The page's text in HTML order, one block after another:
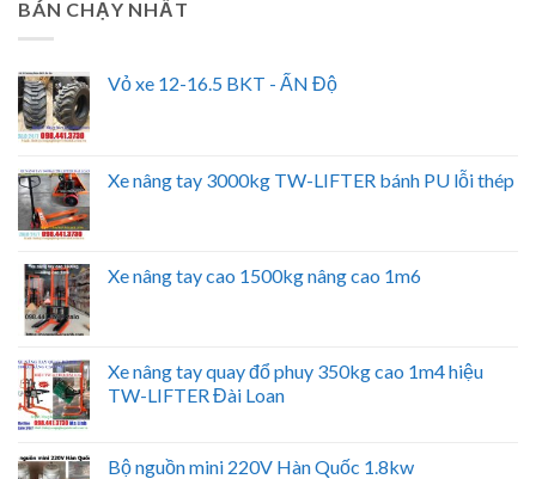
BÁN CHẠY NHẤT
Vỏ xe 12-16.5 BKT - ẤN Độ
Xe nâng tay 3000kg TW-LIFTER bánh PU lỗi thép
Xe nâng tay cao 1500kg nâng cao 1m6
Xe nâng tay quay đổ phuy 350kg cao 1m4 hiệu
TW-LIFTER Đài Loan
Bộ nguồn mini 220V Hàn Quốc 1.8kw